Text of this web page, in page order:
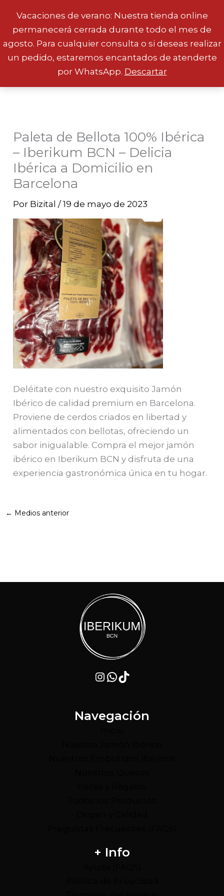
Vacaciones de verano: Nuestra tienda online
permanecerá cerrada durante todo el mes de
agosto. Para cualquier consulta o si deseas realizar
un pedido, estaremos encantados de atenderte
por WhatsApp. Descartar
al
contenido
Paleta de Bellota 100% Ibérica
– Iberikum BCN – Delicia
Ibérica a Domicilio en
Barcelona
Por Bizital/19 de mayo de 2023
Deléitate con nuestro exquisito Jamón
Ibérico de calidad premium en Barcelona.
Proviene de cerdos criados en libertad y
alimentados con bellotas, ofreciendo un
sabor inigualable. Compra el mejor jamón
ibérico en Iberikum BCN y disfruta de una
experiencia gastronómica única en tu hogar.
← Medios anterior
InstagramWhatsApp TikTok
Navegación
+ Info